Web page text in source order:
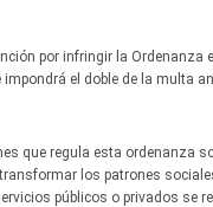
por infringir la Ordenanza
impondrá el doble de la multa
que regula esta ordenanza
los patrones
públicos o privados se